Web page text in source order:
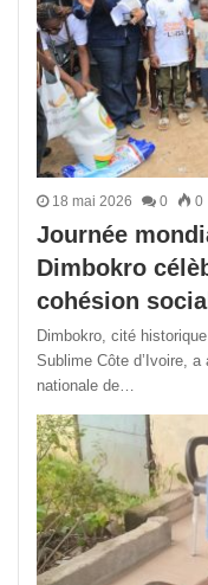
18 mai 2026 0 0
Journée
Dimbokro
cohésion
Dimbokro, cité
Sublime Côte d’Ivoire,
nationale de…